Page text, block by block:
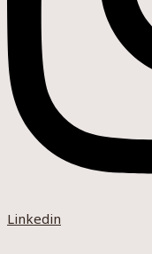
Linkedin